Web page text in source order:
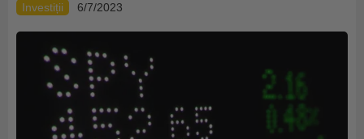
Investiții
6/7/2023